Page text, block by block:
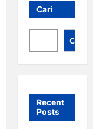
Cari
Cari
Recent
Posts